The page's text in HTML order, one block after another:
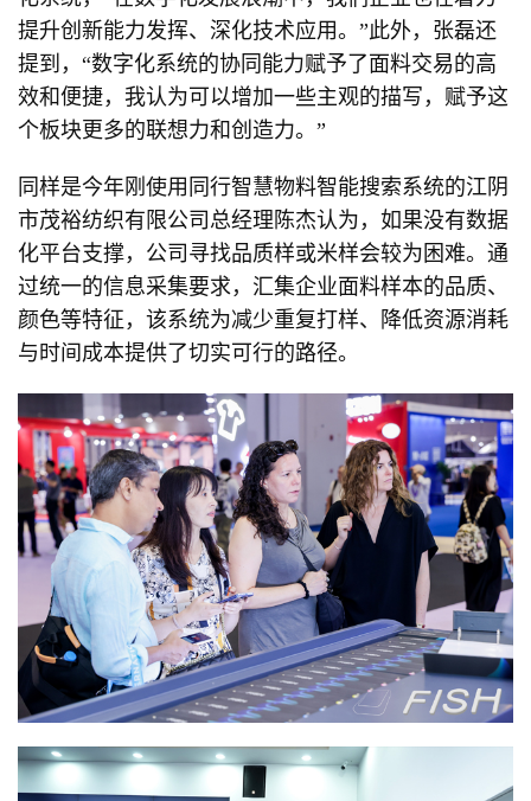
提升创新能力发挥、深化技术应用。”此外，张磊还
提到，“数字化系统的协同能力赋予了面料交易的高
效和便捷，我认为可以增加一些主观的描写，赋予这
个板块更多的联想力和创造力。”
同样是今年刚使用同行智慧物料智能搜索系统的江阴
市茂裕纺织有限公司总经理陈杰认为，如果没有数据
化平台支撑，公司寻找品质样或米样会较为困难。通
过统一的信息采集要求，汇集企业面料样本的品质、
颜色等特征，该系统为减少重复打样、降低资源消耗
与时间成本提供了切实可行的路径。